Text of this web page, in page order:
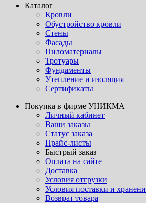
Каталог
Кровли
Обустройство кровли
Стены
Фасады
Пиломатериалы
Тротуары
Фундаменты
Утепление и изоляция
Сертификаты
Покупка в фирме УНИКМА
Личный кабинет
Ваши заказы
Статус заказа
Прайс-листы
Быстрый заказ
Оплата на сайте
Доставка
Условия отгрузки
Условия поставки и
Возврат товара